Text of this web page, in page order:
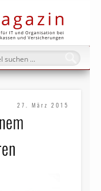
27. März 2015